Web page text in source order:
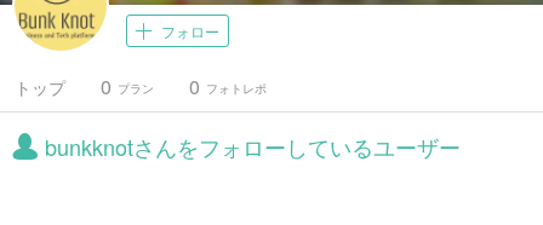
フォロー
トップ プラン
0 フォトレポ
0
bunkknotさんをフォローしているユーザー